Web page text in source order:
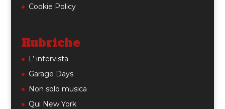
Cookie Policy
Rubriche
L’ intervista
Garage Days
Non solo musica
Qui New York